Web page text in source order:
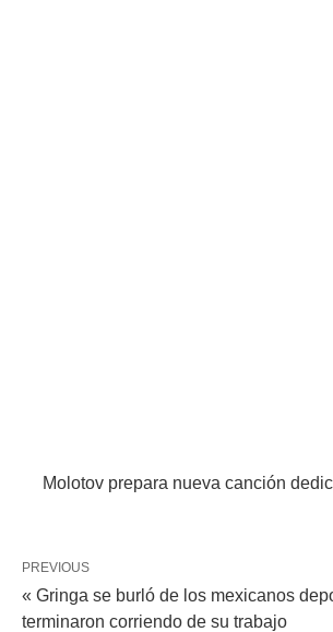
Molotov prepara nueva canción
PREVIOUS
« Gringa se burló de los mexicanos
terminaron corriendo de su trabajo